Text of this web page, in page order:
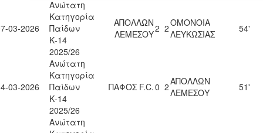
03-2026
Ανώτατη
Κατηγορία
Παίδων
Κ-14
2025/26
ΑΠΟΛΛΩΝ
ΛΕΜΕΣΟΥ2 2ΟΜΟΝΟΙΑ
ΛΕΥΚΩΣΙΑΣ
54'
03-2026
Ανώτατη
Κατηγορία
Παίδων
Κ-14
2025/26
ΠΑΦΟΣ F.C.0 2ΑΠΟΛΛΩΝ
ΛΕΜΕΣΟΥ
51'
Ανώτατη